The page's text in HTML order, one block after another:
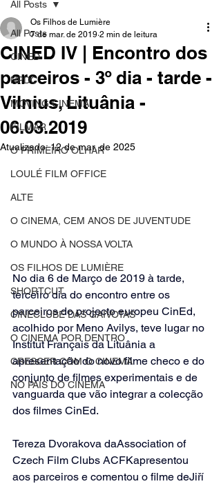
All Posts
CINED
NPDC
MOVING CINEMA
FILMAR
O PRIMEIRO OLHAR
LOULÉ FILM OFFICE
ALTE
O CINEMA, CEM ANOS DE JUVENTUDE
O MUNDO À NOSSA VOLTA
OS FILHOS DE LUMIÈRE
SHORTCUT
CINECLUBE DAS GAIVOTAS
O CINEMA POR DENTRO
CRESCER COM O CINEMA
NO PAÍS DO CINEMA
All Posts
CINED IV | Encontro dos
parceiros - 3º dia - tarde -
Vilnius, Lituânia -
06.03.2019
Os Filhos de Lumière
7 de mar. de 2019 2 min de leitura
Atualizado:12 de mar. de 2025
No dia 6 de Março de 2019 à tarde,
terceiro dia do encontro entre os
parceiros do projecto europeu CinEd,
acolhido por Meno Avilys, teve lugar no
Institut Français da Lituânia a
apresentação do novo filme checo e do
conjunto de filmes experimentais e de
vanguarda que vão integrar a colecção
dos filmes CinEd.
Tereza Dvorakova daAssociation of
Czech Film Clubs ACFKapresentou
aos parceiros e comentou o filme deJiří